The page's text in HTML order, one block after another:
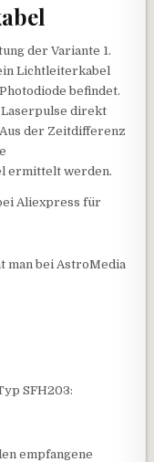
der Variante 1.
Lichtleiterkabel
befindet.
direkt
der Zeitdifferenz
ermittelt werden.
Aliexpress für
man bei AstroMedia
SFH203:
empfangene